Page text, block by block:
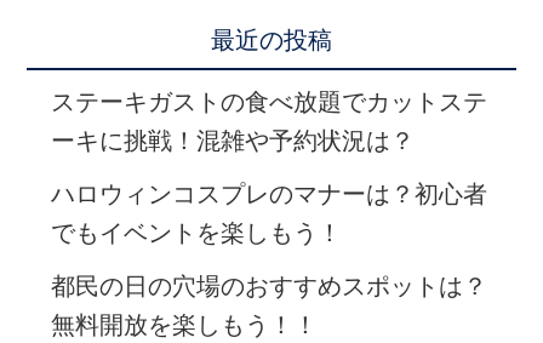
最近の投稿
ステーキガストの食べ放題でカットステ
ーキに挑戦！混雑や予約状況は？
ハロウィンコスプレのマナーは？初心者
でもイベントを楽しもう！
都民の日の穴場のおすすめスポットは？
無料開放を楽しもう！！